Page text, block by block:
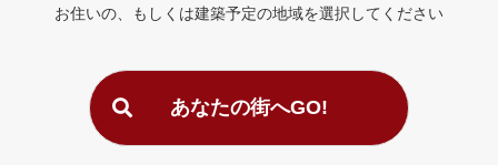
お住いの、もしくは建築予定の地域を選択してください
あなたの街へGO!